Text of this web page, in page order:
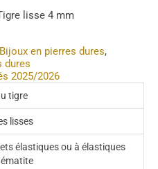
lisse 4 mm
Bijoux en pierres dures,
dures
2025/2026
tigre
lisses
élastiques ou à élastiques